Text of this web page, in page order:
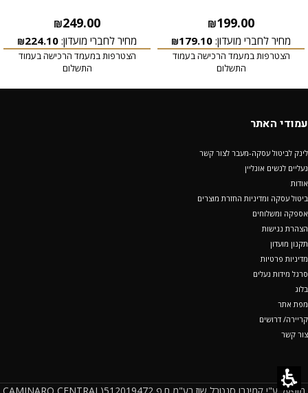
₪199.00
מחיר לחברי מועדון: ₪179.10
הצטרפות במעמד הרכישה בעמוד
התשלום
₪249.00
מחיר לחברי מועדון: ₪224.10
הצטרפות במעמד הרכישה בעמוד
התשלום
עמודי האתר
לינק לביטול עסקה-מעבר לצור קשר
נעליים לנשים אונליין
אודות
ביטול עסקה ומדיניות החזרת מוצרים
אספקה ומשלוחים
הצהרת נגישות
תקנון מועדון
מדיניות פרטיות
סרגל מידות נעלים
בלוג
מפת אתר
קריירה/ דרושים
צור קשר